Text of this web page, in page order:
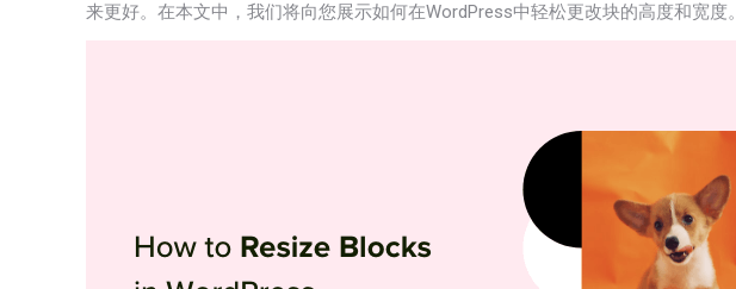
来更好。在本文中，我们将向您展示如何在WordPress中轻松更改块的高度和宽度。